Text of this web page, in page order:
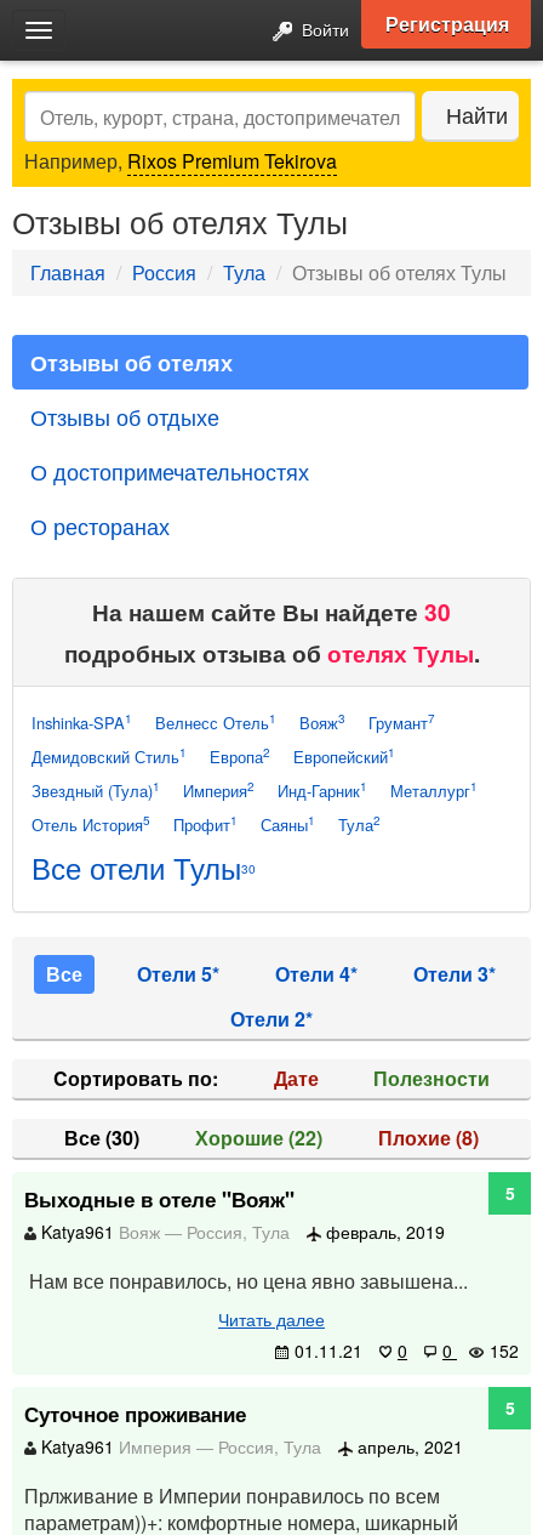
Toggle
navigation
Войти Регистрация
Search Найти
Например, Rixos Premium Tekirova
Отзывы об отелях Тулы
Главная Россия Тула Отзывы об отелях Тулы
Отзывы об отелях
Отзывы об отдыхе
О достопримечательностях
О ресторанах
На нашем сайте Вы найдете 30
подробных отзыва об отелях Тулы.
Inshinka-SPA1 Велнесс Отель1 Вояж3 Грумант7
Демидовский Стиль1 Европа2 Европейский1
Звездный (Тула)1 Империя2 Инд-Гарник1 Металлург1
Отель История5 Профит1 Саяны1 Тула2
Все отели Тулы30
Все Отели 5* Отели 4*
Отели 3*
Отели 2*
Cортировать по: Дате Полезности
Все(30) Хорошие(22) Плохие(8)
Выходные в отеле "Вояж"
5
Katya961 Вояж — Россия, Тула февраль, 2019
Нам все понравилось, но цена явно завышена...
Читать далее
01.11.21
0 0 152
Суточное проживание
5
Katya961 Империя — Россия, Тула апрель, 2021
Прлживание в Империи понравилось по всем
параметрам))+: комфортные номера, шикарный